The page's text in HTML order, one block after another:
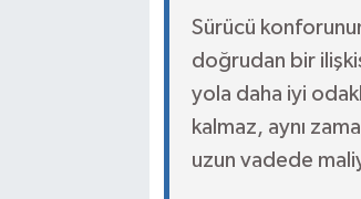
Sürücü
doğrudan bir
yola daha iyi
kalmaz, aynı
uzun vadede